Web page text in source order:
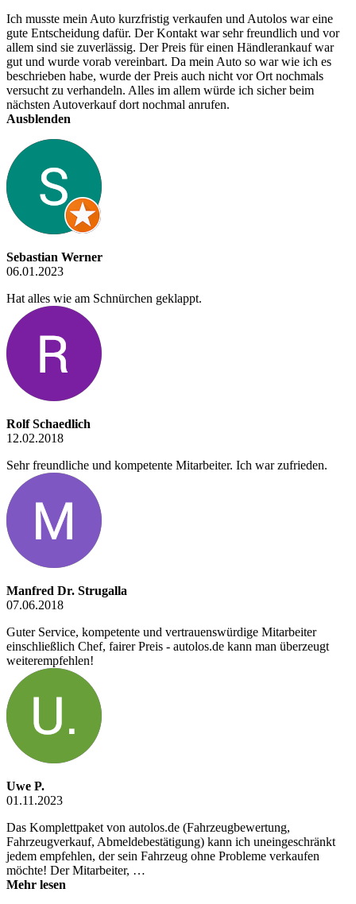
Ich musste mein Auto kurzfristig verkaufen und Autolos war eine
gute Entscheidung dafür. Der Kontakt war sehr freundlich und vor
allem sind sie zuverlässig. Der Preis für einen Händlerankauf war
gut und wurde vorab vereinbart. Da mein Auto so war wie ich es
beschrieben habe, wurde der Preis auch nicht vor Ort nochmals
versucht zu verhandeln. Alles im allem würde ich sicher beim
nächsten Autoverkauf dort nochmal anrufen.
Ausblenden
Sebastian Werner
06.01.2023
Hat alles wie am Schnürchen geklappt.
Rolf Schaedlich
12.02.2018
Sehr freundliche und kompetente Mitarbeiter. Ich war zufrieden.
Manfred Dr. Strugalla
07.06.2018
Guter Service, kompetente und vertrauenswürdige Mitarbeiter
einschließlich Chef, fairer Preis - autolos.de kann man überzeugt
weiterempfehlen!
Uwe P.
01.11.2023
Das Komplettpaket von autolos.de (Fahrzeugbewertung,
Fahrzeugverkauf, Abmeldebestätigung) kann ich uneingeschränkt
jedem empfehlen, der sein Fahrzeug ohne Probleme verkaufen
möchte! Der Mitarbeiter, …
Mehr lesen